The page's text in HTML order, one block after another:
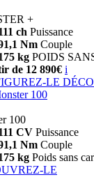
+
ch Puissance
Nm Couple
kg POIDS
de 12 890€ i
LE
100
100
CV Puissance
Nm Couple
kg Poids sans
LE